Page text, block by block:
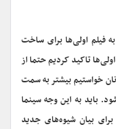
به فیلم اولی‌ها برای ساخت
تاکید کردیم حتما از
خواستیم بیشتر به سمت
باید به این وجه سینما
بیان شیوه‌های جدید